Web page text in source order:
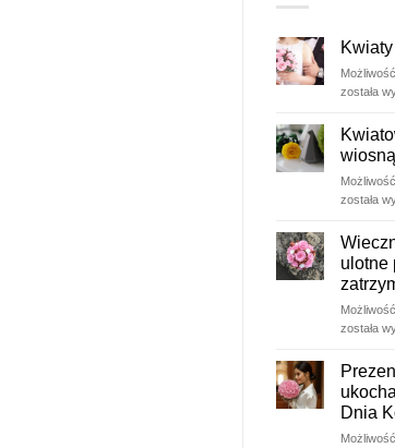
została
wiosną
została
ulotne
została
Dnia